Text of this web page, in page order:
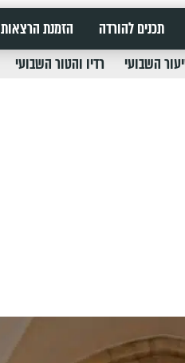
תכנים להורדה הזמנת הרצאות
השבועי רדיו והטור השבועי